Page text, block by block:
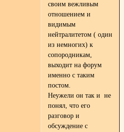
своим вежливым
отношением и
видимым
нейтралитетом ( один
из немногих) к
сопородникам,
выходит на форум
именно с таким
постом.
Неужели он так и не
понял, что его
разговор и
обсуждение с